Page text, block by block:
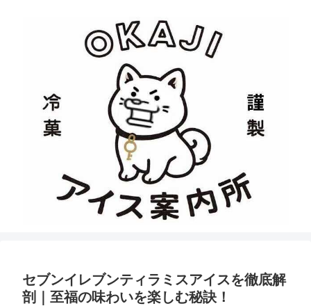
セブンイレブンティラミスアイスを徹底解
剖｜至福の味わいを楽しむ秘訣！